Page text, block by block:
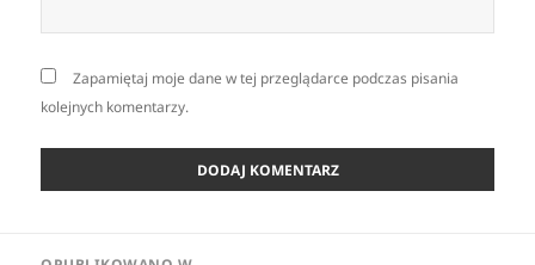
Zapamiętaj moje dane w tej przeglądarce podczas pisania
kolejnych komentarzy.